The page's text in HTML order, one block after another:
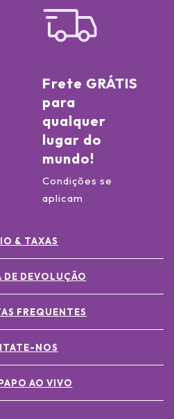
Frete GRÁTIS
para
qualquer
lugar do
mundo!
Condições se
aplicam
& TAXAS
DEVOLUÇÃO
FREQUENTES
NOS
AO VIVO